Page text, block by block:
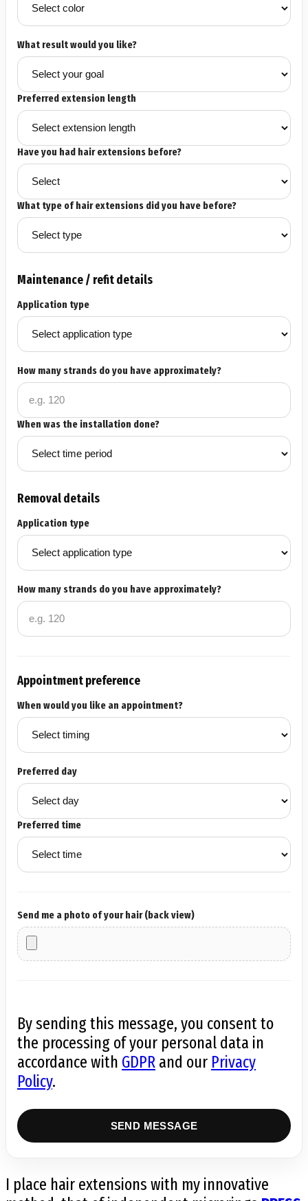
What result would you like?
Preferred extension length
Have you had hair extensions before?
What type of hair extensions did you have before?
Maintenance / refit details
Application type
How many strands do you have approximately?
When was the installation done?
Removal details
Application type
How many strands do you have approximately?
Appointment preference
When would you like an appointment?
Preferred day
Preferred time
Send me a photo of your hair (back view)
By sending this message, you consent to
the processing of your personal data in
accordance with GDPR and our Privacy
Policy.
I place hair extensions with my innovative